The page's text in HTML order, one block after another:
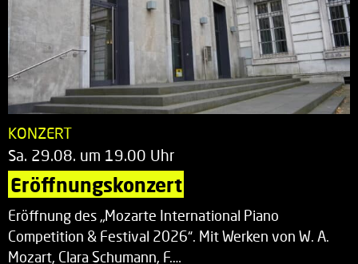
KONZERT
Sa. 29.08. um 19.00 Uhr
Eröffnungskonzert
Eröffnung des „Mozarte International Piano
Competition & Festival 2026“. Mit Werken von W. A.
Mozart, Clara Schumann, F.…